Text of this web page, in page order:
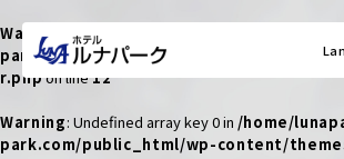
Warning : Undefined array key 0 in
/home/
park.com/public_html/wp-content/
r.phpon line12
Warning: Undefined array key 0 in /home/
park.com/public_html/wp-content/